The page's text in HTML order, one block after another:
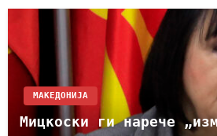
МАКЕДОНИЈА
Мицкоски ги нарече